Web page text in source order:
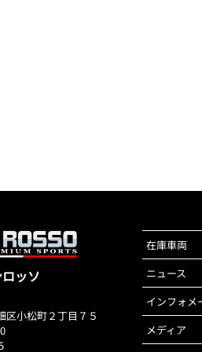
ッソ
小松町２丁目７５
在庫車両
ニュース
インフォメ
メディア